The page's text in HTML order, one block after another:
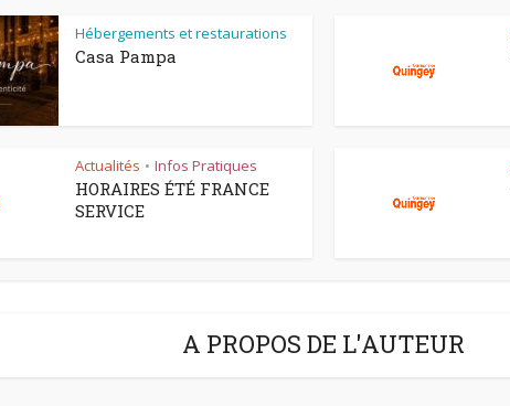
Hébergements et restaurations
Casa Pampa
Actualités • Infos Pratiques
HORAIRES ÉTÉ FRANCE
SERVICE
A PROPOS DE L'AUTEUR